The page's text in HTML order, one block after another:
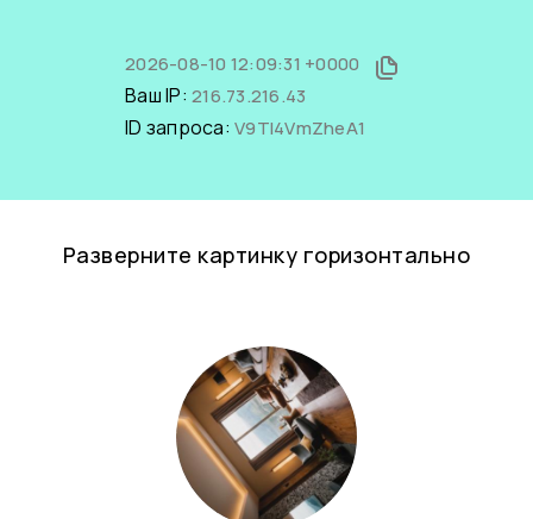
2026-08-10 12:09:31 +0000
Ваш IP: 216.73.216.43
ID запроса: V9Tl4VmZheA1
Разверните картинку горизонтально